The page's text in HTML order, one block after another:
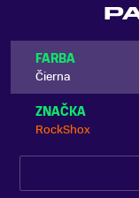
FARBA
Čierna
ZNAČKA
RockShox